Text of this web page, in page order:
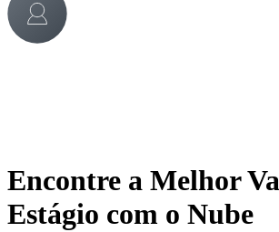
Encontre a Melhor
Estágio com o Nube